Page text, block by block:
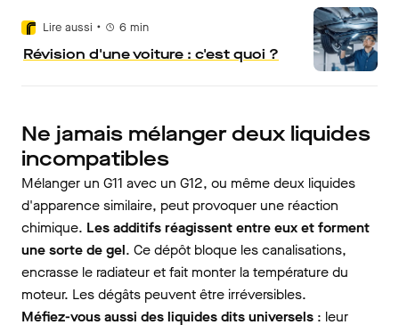
Lire aussi • 6 min
Révision d'une voiture : c'est quoi ?
Ne jamais mélanger deux liquides
incompatibles
Mélanger un G11 avec un G12, ou même deux liquides
d'apparence similaire, peut provoquer une réaction
chimique. Les additifs réagissent entre eux et forment
une sorte de gel. Ce dépôt bloque les canalisations,
encrasse le radiateur et fait monter la température du
moteur. Les dégâts peuvent être irréversibles.
Méfiez-vous aussi des liquides dits universels : leur